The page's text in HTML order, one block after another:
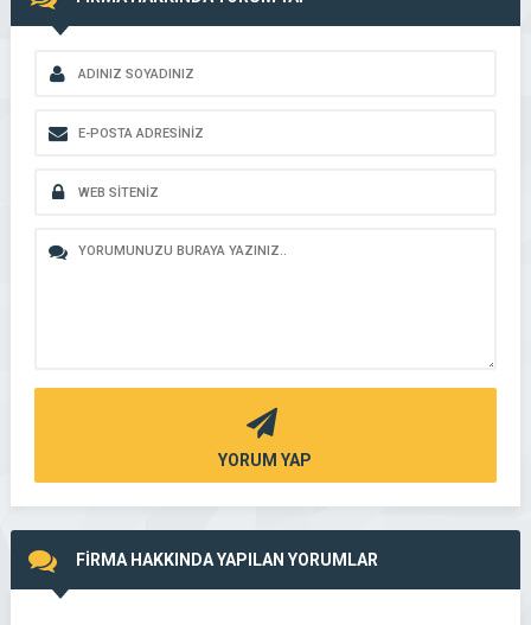
YORUM YAP
FİRMA HAKKINDA YAPILAN YORUMLAR